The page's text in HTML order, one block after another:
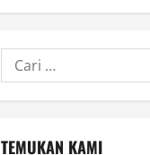
Cari
untuk:
TEMUKAN KAMI